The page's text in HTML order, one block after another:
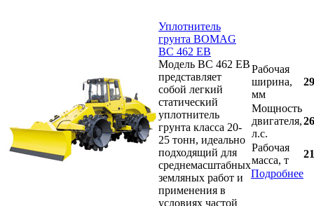
Уплотнитель
грунта BOMAG
BC 462 ЕB
Модель BC 462 ЕB
представляет
собой легкий
статический
уплотнитель
грунта класса 20-
25 тонн, идеально
подходящий для
среднемасштабных
земляных работ и
применения в
условиях частой
Рабочая
ширина,
мм
Мощность
двигателя,
л.с.
Рабочая
масса, т
Подробнее